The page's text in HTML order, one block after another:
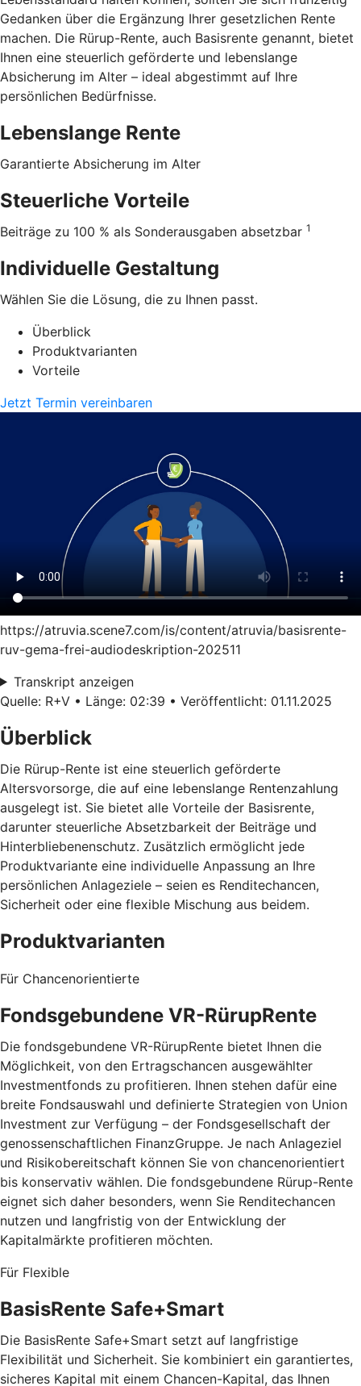
Gedanken über die Ergänzung Ihrer gesetzlichen Rente
machen. Die Rürup-Rente, auch Basisrente genannt, bietet
Ihnen eine steuerlich geförderte und lebenslange
Absicherung im Alter – ideal abgestimmt auf Ihre
persönlichen Bedürfnisse.
Lebenslange Rente
Garantierte Absicherung im Alter
Steuerliche Vorteile
Beiträge zu 100 % als Sonderausgaben absetzbar 1
Individuelle Gestaltung
Wählen Sie die Lösung, die zu Ihnen passt.
Überblick
Produktvarianten
Vorteile
Jetzt Termin vereinbaren
https://atruvia.scene7.com/is/content/atruvia/basisrente-
ruv-gema-frei-audiodeskription-202511
Transkript anzeigen
Quelle: R+V • Länge: 02:39 • Veröffentlicht: 01.11.2025
Überblick
Die Rürup-Rente ist eine steuerlich geförderte
Altersvorsorge, die auf eine lebenslange Rentenzahlung
ausgelegt ist. Sie bietet alle Vorteile der Basisrente,
darunter steuerliche Absetzbarkeit der Beiträge und
Hinterbliebenenschutz. Zusätzlich ermöglicht jede
Produktvariante eine individuelle Anpassung an Ihre
persönlichen Anlageziele – seien es Renditechancen,
Sicherheit oder eine flexible Mischung aus beidem.
Produktvarianten
Für Chancenorientierte
Fondsgebundene VR-RürupRente
Die fondsgebundene VR-RürupRente bietet Ihnen die
Möglichkeit, von den Ertragschancen ausgewählter
Investmentfonds zu profitieren. Ihnen stehen dafür eine
breite Fondsauswahl und definierte Strategien von Union
Investment zur Verfügung – der Fondsgesellschaft der
genossenschaftlichen FinanzGruppe. Je nach Anlageziel
und Risikobereitschaft können Sie von chancenorientiert
bis konservativ wählen. Die fondsgebundene Rürup-Rente
eignet sich daher besonders, wenn Sie Renditechancen
nutzen und langfristig von der Entwicklung der
Kapitalmärkte profitieren möchten.
Für Flexible
BasisRente Safe+Smart
Die BasisRente Safe+Smart setzt auf langfristige
Flexibilität und Sicherheit. Sie kombiniert ein garantiertes,
sicheres Kapital mit einem Chancen-Kapital, das Ihnen